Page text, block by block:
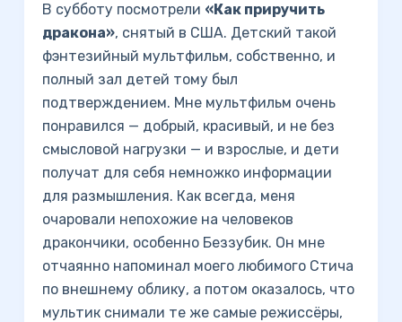
В субботу посмотрели «Как приручить
дракона», снятый в США. Детский такой
фэнтезийный мультфильм, собственно, и
полный зал детей тому был
подтверждением. Мне мультфильм очень
понравился — добрый, красивый, и не без
смысловой нагрузки — и взрослые, и дети
получат для себя немножко информации
для размышления. Как всегда, меня
очаровали непохожие на человеков
дракончики, особенно Беззубик. Он мне
отчаянно напоминал моего любимого Стича
по внешнему облику, а потом оказалось, что
мультик снимали те же самые режиссёры,